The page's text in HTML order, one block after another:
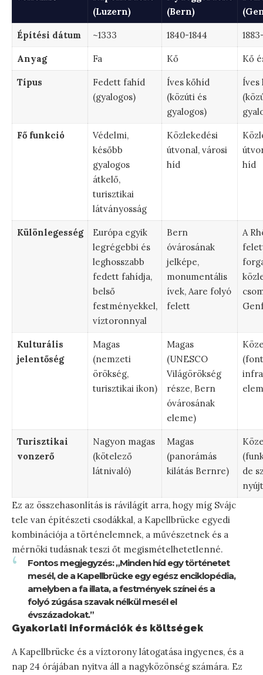
(Luzern)
(Bern)
Építési dátum ~1333 1840-1844
Anyag Fa Kő Kő
Típus
Fedett fahíd
(gyalogos)
Íves kőhíd
(közúti és
gyalogos)
Íves
Fő funkció
Védelmi,
később
gyalogos
átkelő,
turisztikai
látványosság
Közlekedési
útvonal, városi
híd
híd
Különlegesség
Európa egyik
legrégebbi és
leghosszabb
fedett fahídja,
belső
festményekkel,
víztoronnyal
Bern
óvárosának
jelképe,
monumentális
ívek, Aare folyó
felett
A
Kulturális
jelentőség
Magas
(nemzeti
örökség,
turisztikai ikon)
Magas
(UNESCO
Világörökség
része, Bern
óvárosának
eleme)
Turisztikai
vonzerő
Nagyon magas
(kötelező
látnivaló)
Magas
(panorámás
kilátás Bernre)
de
Ez az összehasonlítás is rávilágít arra, hogy míg Svájc
tele van építészeti csodákkal, a Kapellbrücke egyedi
kombinációja a történelemnek, a művészetnek és a
mérnöki tudásnak teszi őt megismételhetetlenné.
Fontos megjegyzés: „Minden híd egy történetet
mesél, de a Kapellbrücke egy egész enciklopédia,
amelyben a fa illata, a festmények színei és a
folyó zúgása szavak nélkül mesél el
évszázadokat.”
Gyakorlati információk és költségek
A Kapellbrücke és a víztorony látogatása ingyenes, és a
nap 24 órájában nyitva áll a nagyközönség számára. Ez